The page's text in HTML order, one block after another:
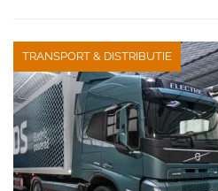
TRANSPORT & DISTRIBUTIE